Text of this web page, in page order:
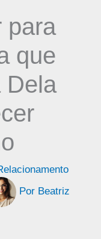
para
que
Dela
Por Beatriz